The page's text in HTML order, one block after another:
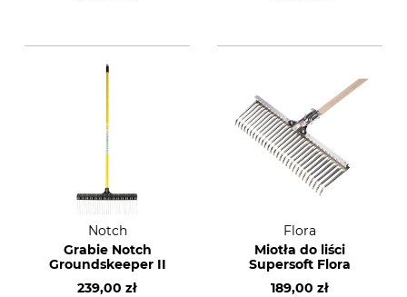
Notch
Grabie Notch
Groundskeeper II
239,00 zł
Flora
Miotła do liści
Supersoft Flora
189,00 zł